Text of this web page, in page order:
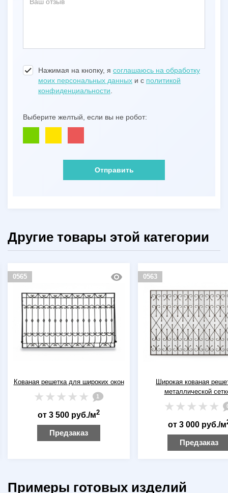
Нажимая на кнопку, я соглашаюсь на обработку
моих персональных данных и с политикой
конфиденциальности
Выберите желтый, если вы не робот:
Отправить
Другие товары этой категории
0565
Кованая решетка для широких окон
1
от 3 500 руб./м2
Предзаказ
0563
Широкая кованая
металлической
от 3 000 руб./м
Предзаказ
Примеры готовых изделий